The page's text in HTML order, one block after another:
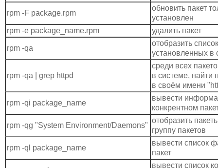
rpm -F package.rpm
обновить пакет
установлен
rpm -e package_name.rpm
удалить пакет
rpm -qa
отобразить
установленных в
rpm -qa | grep httpd
среди всех
в системе, найти
в своём имени
rpm -qi package_name
вывести
конкрентном
rpm -qg "System Environment/Daemons"
отобразить
группу пакетов
rpm -ql package_name
вывести список
пакет
вывести список